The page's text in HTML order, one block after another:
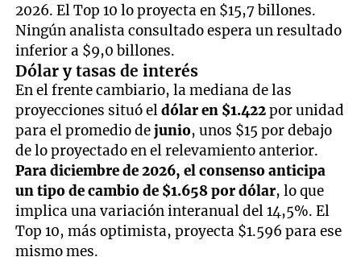
2026. El Top 10 lo proyecta en $15,7 billones.
Ningún analista consultado espera un resultado
inferior a $9,0 billones.
Dólar y tasas de interés
En el frente cambiario, la mediana de las
proyecciones situó eldólar en $1.422por unidad
para el promedio dejunio, unos $15 por debajo
de lo proyectado en el relevamiento anterior.
Para diciembre de 2026, el consenso anticipa
un tipo de cambio de $1.658 por dólar, lo que
implica una variación interanual del 14,5%. El
Top 10, más optimista, proyecta $1.596 para ese
mismo mes.